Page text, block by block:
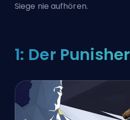
Siege nie aufhören.
1: Der Punisher